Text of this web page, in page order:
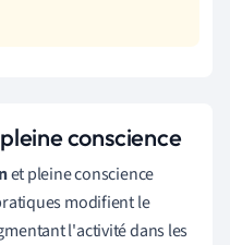
conscience
et pleine conscience
modifient le
l'activité dans les